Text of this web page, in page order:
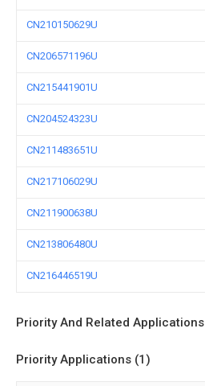
CN210150629U
CN206571196U
CN215441901U
CN204524323U
CN211483651U
CN217106029U
CN211900638U
CN213806480U
CN216446519U
Priority And Related Applications
Priority Applications (1)